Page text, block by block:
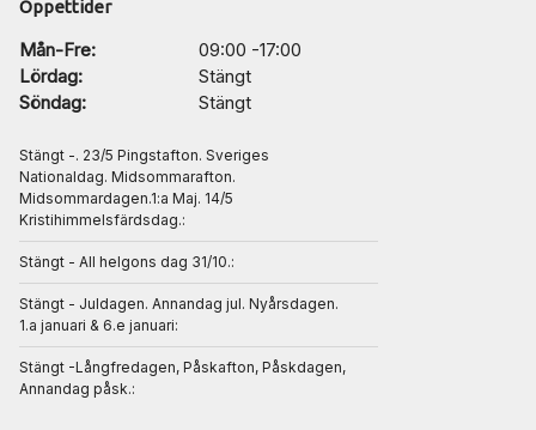
Öppettider
Mån-Fre:
09:00 -17:00
Lördag:
Stängt
Söndag:
Stängt
Stängt -. 23/5 Pingstafton. Sveriges
Nationaldag. Midsommarafton.
Midsommardagen.1:a Maj. 14/5
Kristihimmelsfärdsdag.:
Stängt - All helgons dag 31/10.:
Stängt - Juldagen. Annandag jul. Nyårsdagen.
1.a januari & 6.e januari:
Stängt -Långfredagen, Påskafton, Påskdagen,
Annandag påsk.: